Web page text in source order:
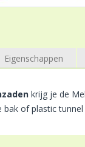
Eigenschappen
krijg je de
bak of plastic